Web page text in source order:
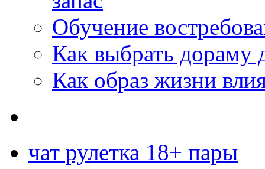
Обучение
Как выбрать дораму
Как образ жизни
чат рулетка 18+ пары